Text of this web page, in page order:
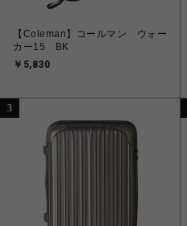
【Coleman】コールマン ウォー
カー15 BK
￥5,830
3